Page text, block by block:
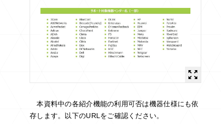
本資料中の各紹介機能の利用可否は機器仕様にも依
存します。以下のURLをご確認ください。